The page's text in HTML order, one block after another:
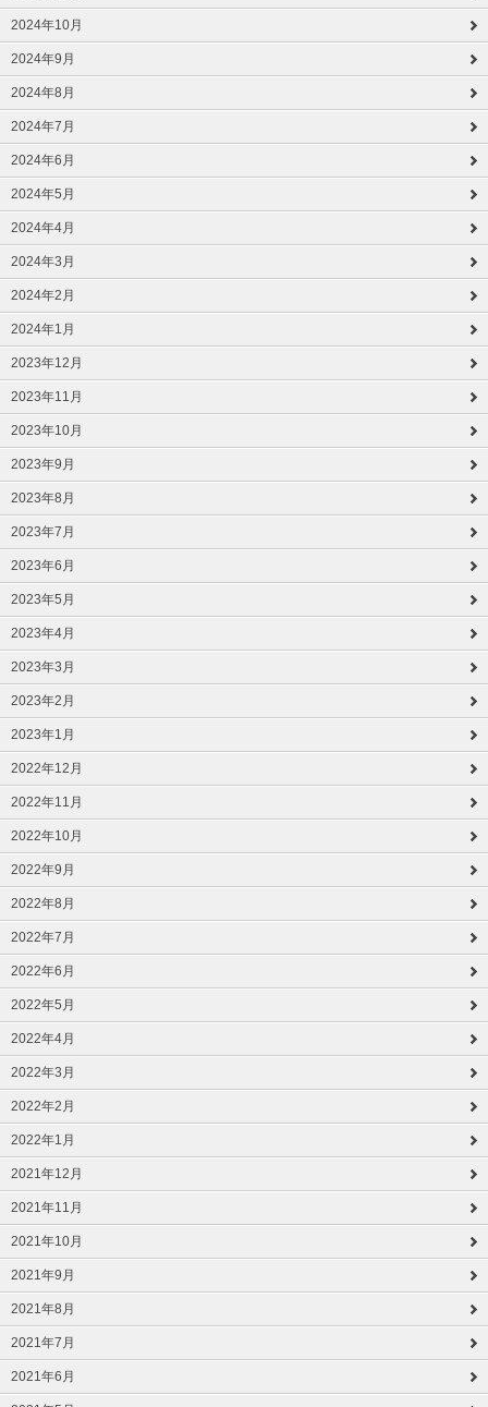
2024年10月
2024年9月
2024年8月
2024年7月
2024年6月
2024年5月
2024年4月
2024年3月
2024年2月
2024年1月
2023年12月
2023年11月
2023年10月
2023年9月
2023年8月
2023年7月
2023年6月
2023年5月
2023年4月
2023年3月
2023年2月
2023年1月
2022年12月
2022年11月
2022年10月
2022年9月
2022年8月
2022年7月
2022年6月
2022年5月
2022年4月
2022年3月
2022年2月
2022年1月
2021年12月
2021年11月
2021年10月
2021年9月
2021年8月
2021年7月
2021年6月